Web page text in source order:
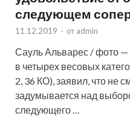
следующем
11.12.2019 - от admin
Сауль Альварес / фото
в четырех весовых
2, 36 КО), заявил, что не
задумывается над
следующего …